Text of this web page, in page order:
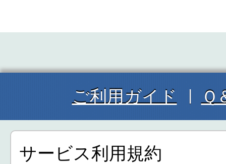
ご利用ガイド Ｑ
サービス利用規約